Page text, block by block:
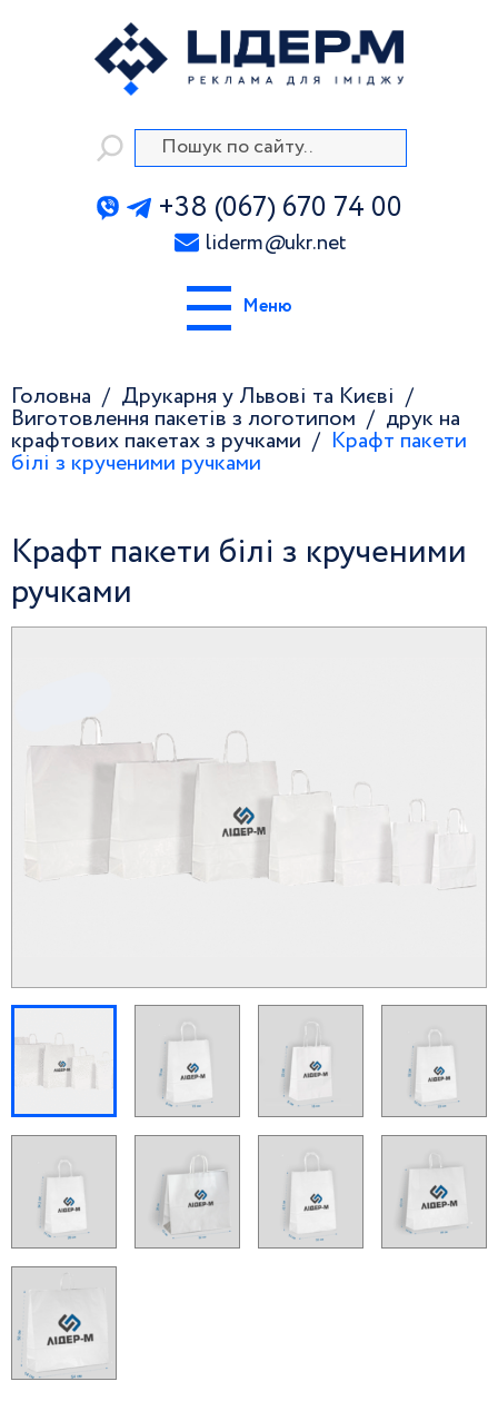
+38 (067) 670 74 00
liderm@ukr.net
Меню
Головна
Друкарня у Львові та Києві
Виготовлення пакетів з логотипом
друк на
крафтових пакетах з ручками
Крафт пакети
білі з крученими ручками
Крафт пакети білі з крученими
ручками